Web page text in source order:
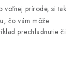
voľnej prírode, si tak
čo vám môže
prechladnutie či